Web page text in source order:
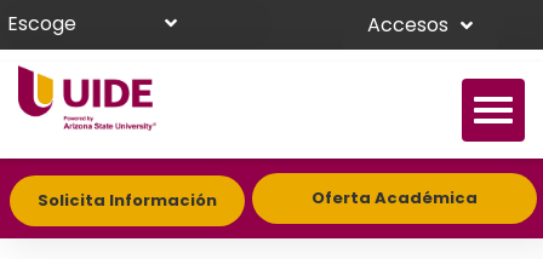
Escoge Accesos
Solicita Información Oferta Académica